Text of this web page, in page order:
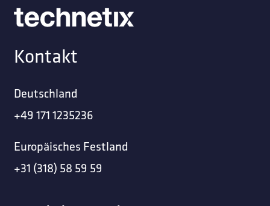
Kontakt
Deutschland
+49 171 1235236
Europäisches Festland
+31 (318) 58 59 59